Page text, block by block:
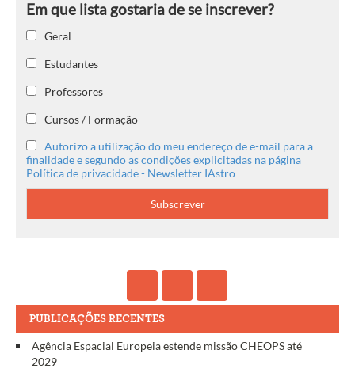
Geral
Estudantes
Professores
Cursos / Formação
Autorizo a utilização do meu endereço de e-mail para a
finalidade e segundo as condições explicitadas na página
Política de privacidade - Newsletter IAstro
PUBLICAÇÕES RECENTES
Agência Espacial Europeia estende missão CHEOPS até
2029